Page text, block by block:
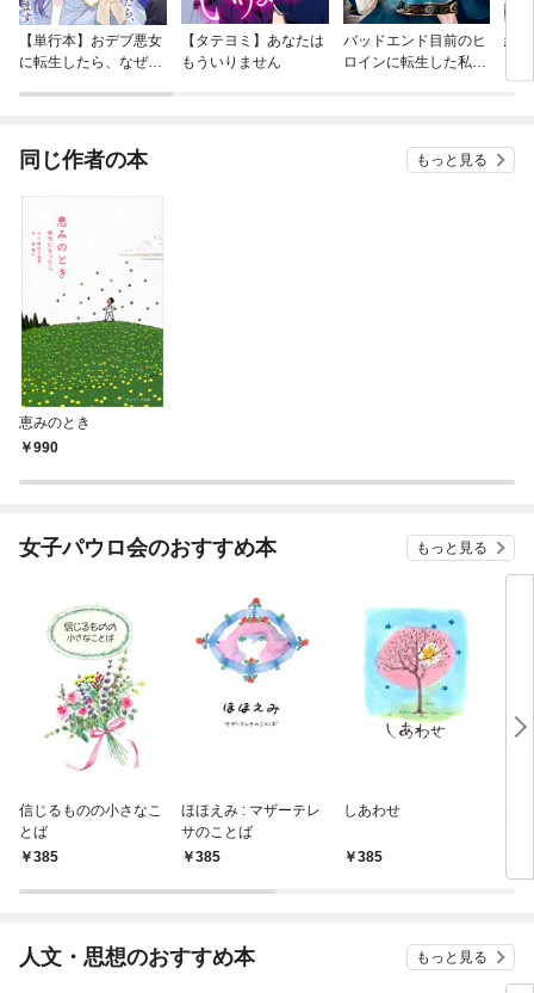
【単行本】おデブ悪女
に転生したら、なぜか
【タテヨミ】あなたは
もういりません
バッドエンド目前のヒ
ロインに転生した私、
結
同じ作者の本 もっと見る
恵みのとき
990
女子パウロ会のおすすめ本 もっと見る
信じるものの小さなこ
とば
385
ほほえみ : マザーテレ
サのことば
385
しあわせ
385
人文・思想のおすすめ本 もっと見る